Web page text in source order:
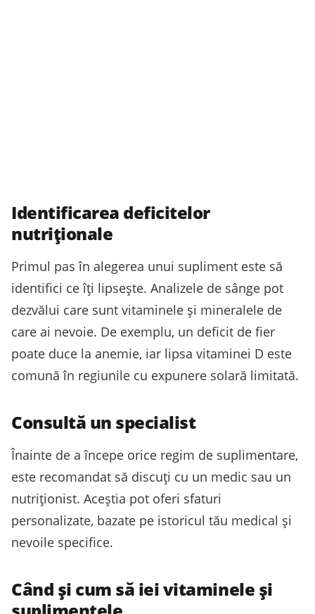
Identificarea deficitelor
nutriționale
Primul pas în alegerea unui supliment este să
identifici ce îți lipsește. Analizele de sânge pot
dezvălui care sunt vitaminele și mineralele de
care ai nevoie. De exemplu, un deficit de fier
poate duce la anemie, iar lipsa vitaminei D este
comună în regiunile cu expunere solară limitată.
Consultă un specialist
Înainte de a începe orice regim de suplimentare,
este recomandat să discuți cu un medic sau un
nutriționist. Aceștia pot oferi sfaturi
personalizate, bazate pe istoricul tău medical și
nevoile specifice.
Când și cum să iei vitaminele și